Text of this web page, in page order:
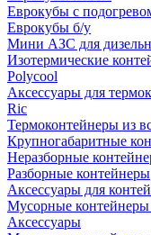
Еврокубы с
Еврокубы б/у
Мини АЗС для
Изотермические
Polycool
Аксессуары для
Ric
Термоконтейнеры из
Крупногабаритные
Неразборные
Разборные контейнеры
Аксессуары для
Мусорные
Аксессуары